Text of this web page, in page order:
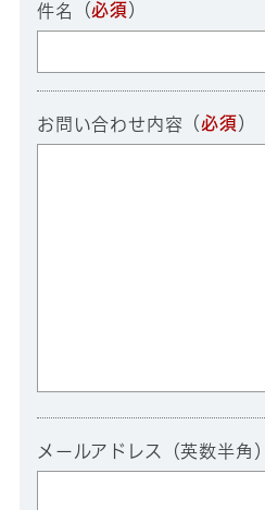
件名 （必須 ）
お問い合わせ内容 （必須 ）
メールアドレス（英数半角）